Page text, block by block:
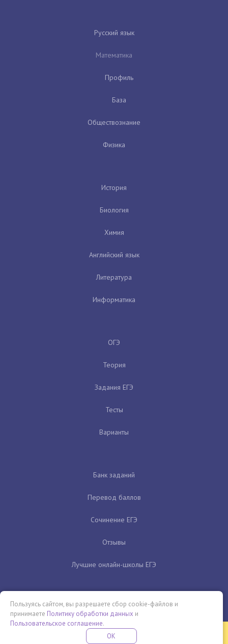
Русский язык
Математика
Профиль
База
Обществознание
Физика
История
Биология
Химия
Английский язык
Литература
Информатика
ОГЭ
Теория
Задания ЕГЭ
Тесты
Варианты
Банк заданий
Перевод баллов
Сочинение ЕГЭ
Отзывы
Лучшие онлайн-школы ЕГЭ
Бесплатная летняя школа
Пользуясь сайтом, вы разрешаете сбор cookie-файлов и
принимаете Политику обработки данных и
Пользовательское соглашение.
OK